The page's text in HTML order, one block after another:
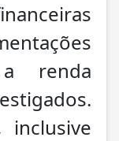
renda
inclusive